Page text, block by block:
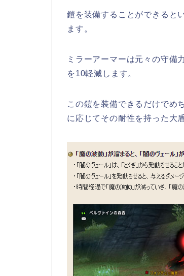
鎧を装備することができると
ます。
ミラーアーマーは元々の守備
を10軽減します。
この鎧を装備できるだけでめ
に応じてその耐性を持った大